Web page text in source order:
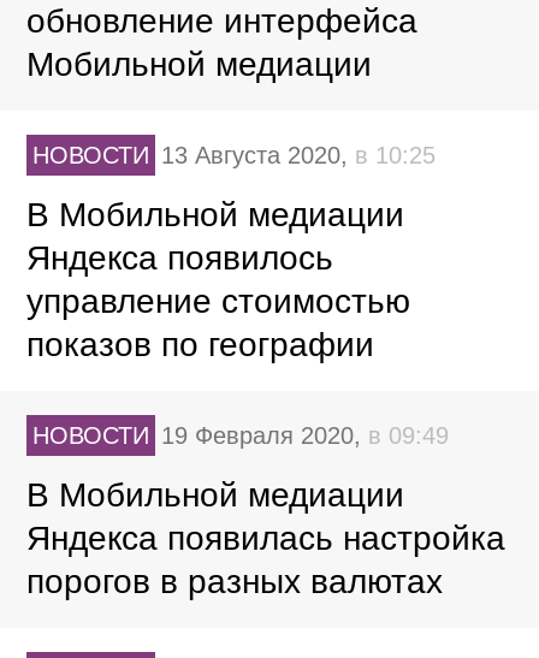
обновление интерфейса
Мобильной медиации
НОВОСТИ 13 Августа 2020, в 10:25
В Мобильной медиации
Яндекса появилось
управление стоимостью
показов по географии
НОВОСТИ 19 Февраля 2020, в 09:49
В Мобильной медиации
Яндекса появилась настройка
порогов в разных валютах